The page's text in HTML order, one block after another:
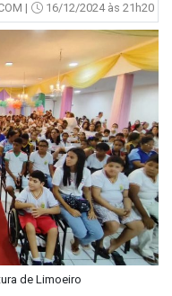
| 16/12/2024 às 21h20
de Limoeiro